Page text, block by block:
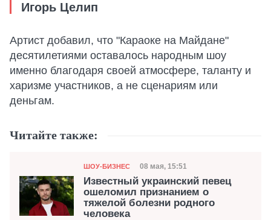
Игорь Целип
Артист добавил, что "Караоке на Майдане"
десятилетиями оставалось народным шоу
именно благодаря своей атмосфере, таланту и
харизме участников, а не сценариям или
деньгам.
Читайте также:
Категория
ШОУ-БИЗНЕС Дата публикации
08 мая, 15:51
Известный украинский певец
ошеломил признанием о
тяжелой болезни родного
человека